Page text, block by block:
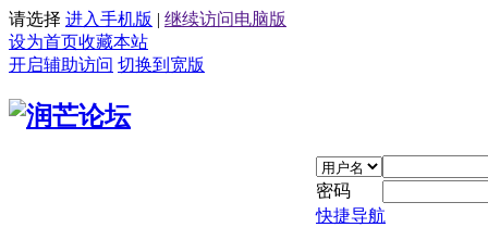
请选择 进入手机版 | 继续访问电脑版
设为首页收藏本站
开启辅助访问 切换到宽版
密码
快捷导航